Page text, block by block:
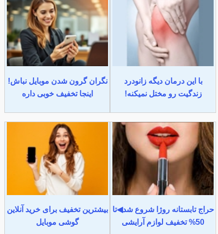
با این درمان دیگه زانودرد
زندگیت رو مختل نمیکنه!
نگران گرون شدن موبایل نباش!
اینجا تخفیف خوبی داره
حراج تابستانه روژا شروع شد◀تا
50% تخفیف لوازم آرایشی
بیشترین تخفیف برای خرید آنلاین
گوشی موبایل